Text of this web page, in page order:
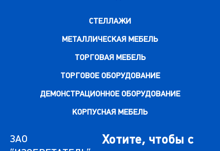
СТЕЛЛАЖИ
МЕТАЛЛИЧЕСКАЯ МЕБЕЛЬ
ТОРГОВАЯ МЕБЕЛЬ
ТОРГОВОЕ ОБОРУДОВАНИЕ
ДЕМОНСТРАЦИОННОЕ ОБОРУДОВАНИЕ
КОРПУСНАЯ МЕБЕЛЬ
ЗАО
Хотите, чтобы с